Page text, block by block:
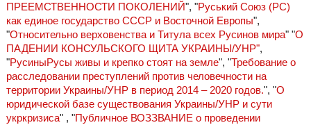
ПРЕЕМСТВЕННОСТИ ПОКОЛЕНИЙ", "Руський Союз (РС)
как единое государство СССР и Восточной Европы",
"Относительно верховенства и Титула всех Русинов мира" "О
ПАДЕНИИ КОНСУЛЬСКОГО ЩИТА УКРАИНЫ/УНР",
"РусиныРусы живы и крепко стоят на земле", "Требование о
расследовании преступлений против человечности на
территории Украины/УНР в период 2014 – 2020 годов.", "О
юридической базе существования Украины/УНР и сути
укркризиса" , "Публичное ВОЗЗВАНИЕ о проведении